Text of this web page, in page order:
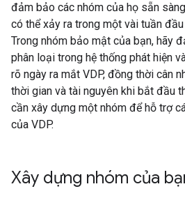
đảm bảo các nhóm của họ sẵn
có thể xảy ra trong một vài tuần
Trong nhóm bảo mật của bạn, hãy
phân loại trong hệ thống phát hiện
rõ ngày ra mắt VDP, đồng thời cân
thời gian và tài nguyên khi bắt đầu
cần xây dựng một nhóm để hỗ trợ
của VDP.
Xây dựng nhóm của